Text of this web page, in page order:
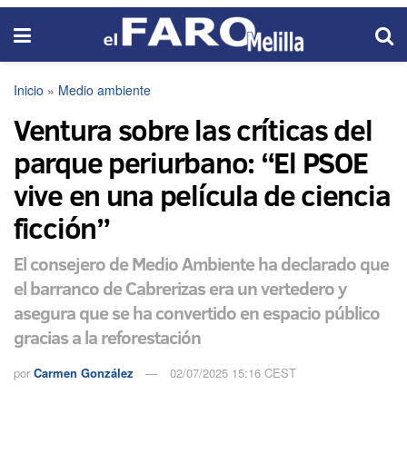
Inicio » Medio ambiente
Ventura sobre las críticas del
parque periurbano: “El PSOE
vive en una película de ciencia
ficción”
El consejero de Medio Ambiente ha declarado que
el barranco de Cabrerizas era un vertedero y
asegura que se ha convertido en espacio público
gracias a la reforestación
por Carmen González 02/07/2025 15:16 CEST